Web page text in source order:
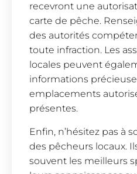
recevront une
carte de pêche.
des autorités
toute infraction. Les
locales peuvent
informations
emplacements
présentes.
Enfin, n’hésitez pas à
des pêcheurs locaux.
souvent les meilleurs